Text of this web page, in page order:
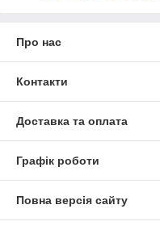
Про нас
Контакти
Доставка та оплата
Графік роботи
Повна версія сайту